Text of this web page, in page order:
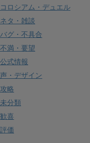
コロシアム・デュエル
ネタ・雑談
バグ・不具合
不満・要望
公式情報
声・デザイン
攻略
未分類
歓喜
評価